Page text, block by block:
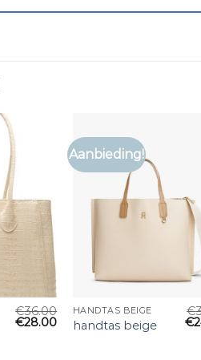
€36.00
€28.00
Aanbieding!
HANDTAS BEIGE
handtas beige
€
€